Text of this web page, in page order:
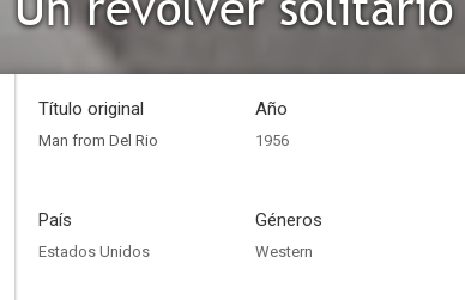
Título original
Man from Del Rio
Año
1956
País
Estados Unidos
Géneros
Western